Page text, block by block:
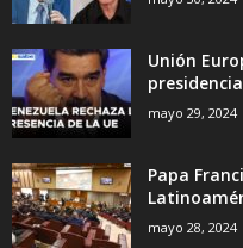
Unión
mayo 29, 2024
Papa
mayo 28, 2024